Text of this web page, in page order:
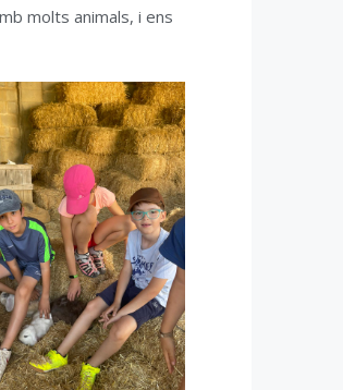
molts animals, i ens